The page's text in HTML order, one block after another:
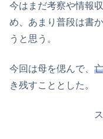
今はまだ考察や情報
め、あまり普段は書
うと思う。
今回は母を偲んで、
き残すこととした。